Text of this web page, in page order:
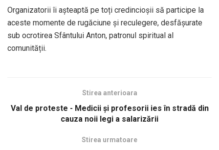
Organizatorii îi așteaptă pe toți credincioșii să participe la
aceste momente de rugăciune și reculegere, desfășurate
sub ocrotirea Sfântului Anton, patronul spiritual al
comunității.
Stirea anterioara
Val de proteste - Medicii și profesorii ies în stradă din
cauza noii legi a salarizării
Stirea urmatoare